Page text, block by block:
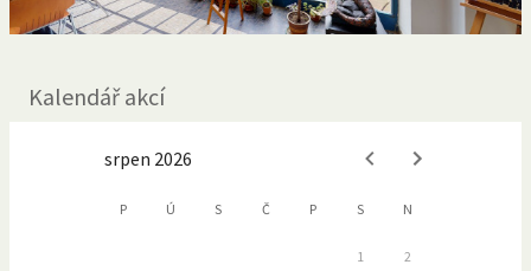
Kalendář akcí
srpen 2026
P Ú S Č P S N
1 2